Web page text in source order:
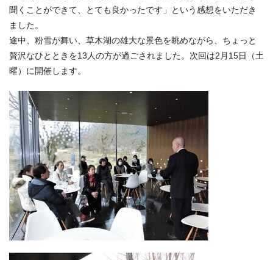
聞くことができて、とても良かったです」という感想をいただき
ました。
途中、粉雪が舞い、草木湖の雄大な景色を眺めながら、ちょっと
贅沢なひとときを13人の方が過ごされました。次回は2月15日（土
曜）に開催します。